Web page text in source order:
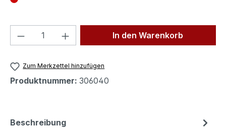
Produkt Anzahl: Gib denIn den Warenkorb
Zum Merkzettel hinzufügen
Produktnummer: 306040
Beschreibung